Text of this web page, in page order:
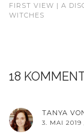
FIRST VIEW | A
WITCHES
18
TANYA
3. MAI 2019